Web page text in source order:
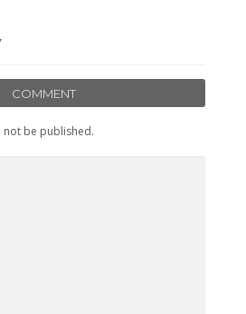
COMMENT
not be published.